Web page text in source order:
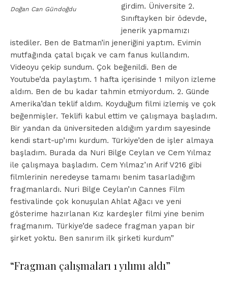
Doğan Can Gündoğdu
girdim. Üniversite 2.
Sınıftayken bir ödevde,
jenerik yapmamızı
istediler. Ben de Batman’in jeneriğini yaptım. Evimin
mutfağında çatal bıçak ve cam fanus kullandım.
Videoyu çekip sundum. Çok beğenildi. Ben de
Youtube’da paylaştım. 1 hafta içerisinde 1 milyon izleme
aldım. Ben de bu kadar tahmin etmiyordum. 2. Günde
Amerika’dan teklif aldım. Koyduğum filmi izlemiş ve çok
beğenmişler. Teklifi kabul ettim ve çalışmaya başladım.
Bir yandan da üniversiteden aldığım yardım sayesinde
kendi start-up’ımı kurdum. Türkiye’den de işler almaya
başladım. Burada da Nuri Bilge Ceylan ve Cem Yılmaz
ile çalışmaya başladım. Cem Yılmaz’ın Arif V216 gibi
filmlerinin neredeyse tamamı benim tasarladığım
fragmanlardı. Nuri Bilge Ceylan’ın Cannes Film
festivalinde çok konuşulan Ahlat Ağacı ve yeni
gösterime hazırlanan Kız kardeşler filmi yine benim
fragmanım. Türkiye’de sadece fragman yapan bir
şirket yoktu. Ben sanırım ilk şirketi kurdum”
“Fragman çalışmaları 1 yılımı aldı”